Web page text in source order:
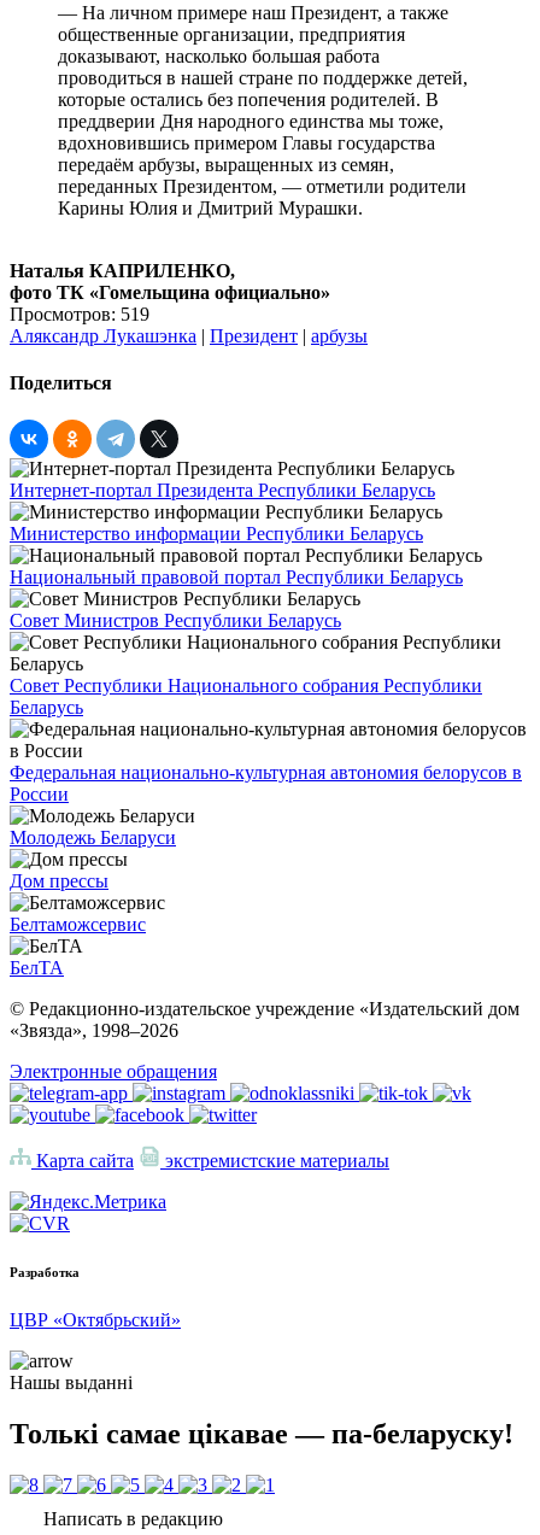
— На личном примере наш Президент, а также
общественные организации, предприятия
доказывают, насколько большая работа
проводиться в нашей стране по поддержке детей,
которые остались без попечения родителей. В
преддверии Дня народного единства мы тоже,
вдохновившись примером Главы государства
передаём арбузы, выращенных из семян,
переданных Президентом, — отметили родители
Карины Юлия и Дмитрий Мурашки.
Наталья КАПРИЛЕНКО,
фото ТК «Гомельщина официально»
Просмотров: 519
Аляксандр Лукашэнка | Президент | арбузы
Поделиться
Интернет-портал Президента Республики Беларусь
Министерство информации Республики Беларусь
Национальный правовой портал Республики Беларусь
Совет Министров Республики Беларусь
Совет Республики Национального собрания Республики
Беларусь
Федеральная национально-культурная автономия белорусов в
России
Молодежь Беларуси
Дом прессы
Белтаможсервис
БелТА
© Редакционно-издательское учреждение «Издательский дом
«Звязда», 1998–2026
Электронные обращения
Карта сайта экстремистские материалы
Разработка
ЦВР «Октябрьский»
Нашы выданні
Толькі самае цікавае — па-беларуску!
Написать в редакцию